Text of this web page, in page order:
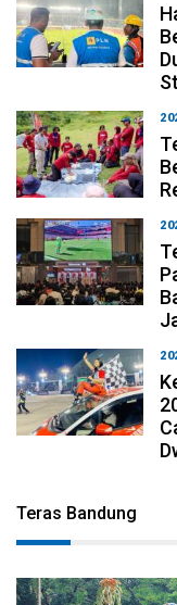
Teras Bandung